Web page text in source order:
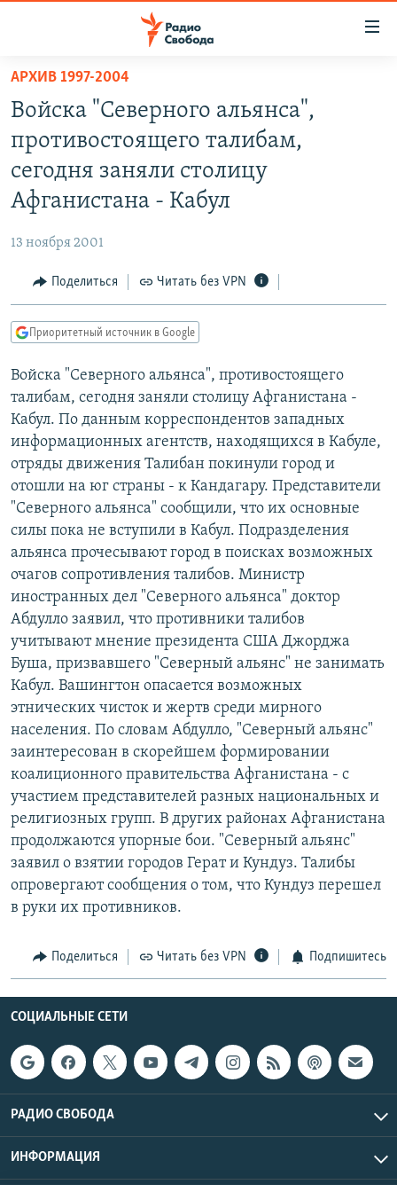
упрощенного
доступа
основному
содержанию
Вернутся
навигации
Вернутся
ПРОГРАММЫ
АВТОРСКИЕ ПРОЕКТЫ
ЦИТАТЫ СВОБОДЫ
КУЛЬТУРА
IDEL.РЕАЛИИ
КАВКАЗ.РЕАЛИИ
СИБИРЬ.РЕАЛИИ
РАСПИСАНИЕ ВЕЩАНИЯ
ПОДПИШИТЕСЬ НА РАССЫЛКУ
СОЦИАЛЬНЫЕ СЕТИ
Все сайты РСЕ/РС
АРХИВ 1997-2004
Войска "Северного альянса",
противостоящего талибам,
сегодня заняли столицу
Афганистана - Кабул
13 ноября 2001
Поделиться Читать без VPN
Приоритетный источник в Google
Войска "Северного альянса", противостоящего
талибам, сегодня заняли столицу Афганистана -
Кабул. По данным корреспондентов западных
информационных агентств, находящихся в Кабуле,
отряды движения Талибан покинули город и
отошли на юг страны - к Кандагару. Представители
"Северного альянса" сообщили, что их основные
силы пока не вступили в Кабул. Подразделения
альянса прочесывают город в поисках возможных
очагов сопротивления талибов. Министр
иностранных дел "Северного альянса" доктор
Абдулло заявил, что противники талибов
учитывают мнение президента США Джорджа
Буша, призвавшего "Северный альянс" не занимать
Кабул. Вашингтон опасается возможных
этнических чисток и жертв среди мирного
населения. По словам Абдулло, "Северный альянс"
заинтересован в скорейшем формировании
коалиционного правительства Афганистана - с
участием представителей разных национальных и
религиозных групп. В других районах Афганистана
продолжаются упорные бои. "Северный альянс"
заявил о взятии городов Герат и Кундуз. Талибы
опровергают сообщения о том, что Кундуз перешел
в руки их противников.
Поделиться Читать без VPN Подпишитесь
СОЦИАЛЬНЫЕ СЕТИ
РАДИО СВОБОДА
ИНФОРМАЦИЯ